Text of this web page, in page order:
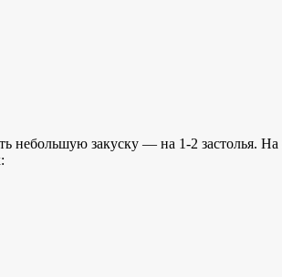
закуску — на 1-2 застолья. На